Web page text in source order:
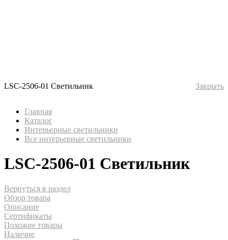
LSC-2506-01 Светильник Закрыть
Главная
Каталог
Интерьерные светильники
Все интерьерные светильники
LSC-2506-01 Светильник
Вернуться в раздел
Обзор товара
Описание
Сертификаты
Похожие товары
Наличие